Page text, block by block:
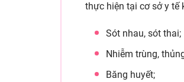
thực hiện tại cơ sở y tế
Sót nhau, sót thai;
Nhiễm trùng,
Băng huyết;